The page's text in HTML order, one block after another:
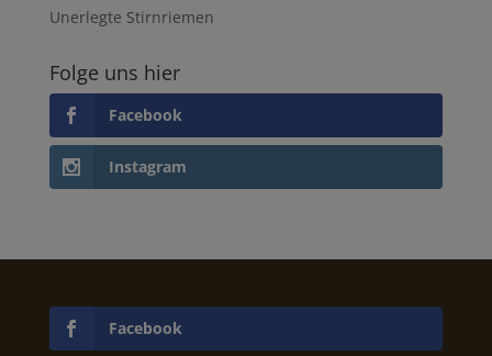
Unerlegte Stirnriemen
Folge uns hier
Facebook
Instagram
Facebook